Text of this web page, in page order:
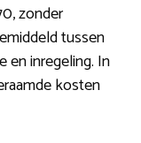
zonder
tussen
en inregeling. In
kosten